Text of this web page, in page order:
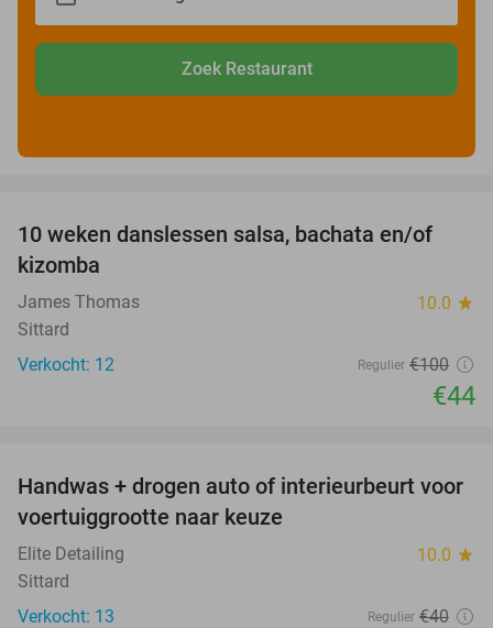
Zoek Restaurant
56%
10 weken danslessen salsa, bachata en/of
kizomba
James Thomas 10.0 star
Sittard
Verkocht: 12
Regulier €100
€44
53%
Handwas + drogen auto of interieurbeurt voor
voertuiggrootte naar keuze
Elite Detailing 10.0 star
Sittard
Verkocht: 13
Regulier €40